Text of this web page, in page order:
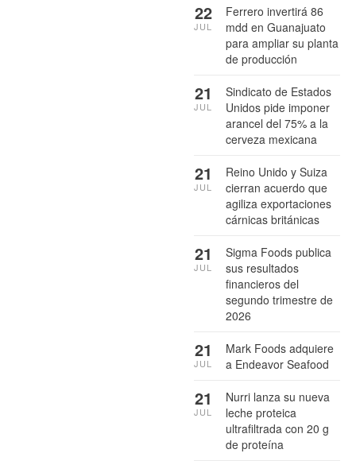
Ferrero invertirá 86
mdd en Guanajuato
para ampliar su planta
de producción
22
JUL
Sindicato de Estados
Unidos pide imponer
arancel del 75% a la
cerveza mexicana
21
JUL
Reino Unido y Suiza
cierran acuerdo que
agiliza exportaciones
cárnicas británicas
21
JUL
Sigma Foods publica
sus resultados
financieros del
segundo trimestre de
2026
21
JUL
Mark Foods adquiere
a Endeavor Seafood
21
JUL
Nurri lanza su nueva
leche proteica
ultrafiltrada con 20 g
de proteína
21
JUL